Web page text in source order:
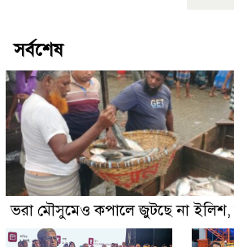
সর্বশেষ
ভরা মৌসুমেও কপালে জুটছে না ইলিশ,